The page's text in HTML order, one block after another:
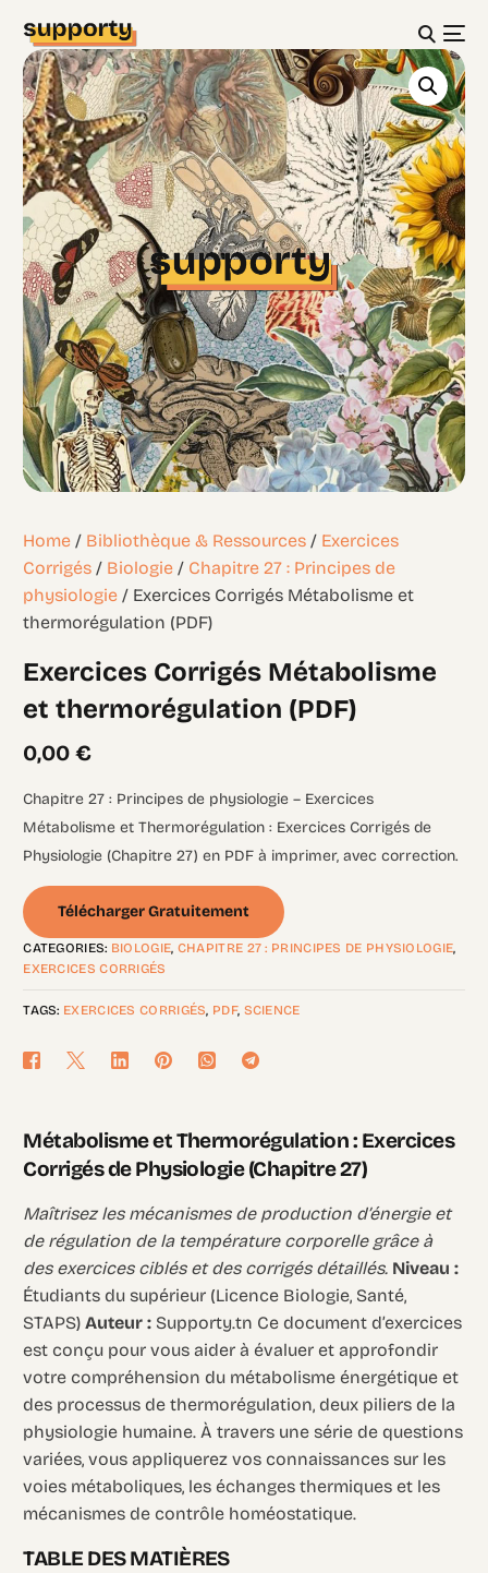
Home / Bibliothèque & Ressources / Exercices
Corrigés / Biologie / Chapitre 27 : Principes de
physiologie / Exercices Corrigés Métabolisme et
thermorégulation (PDF)
Exercices Corrigés Métabolisme
et thermorégulation (PDF)
0,00€
Chapitre 27 : Principes de physiologie – Exercices
Métabolisme et Thermorégulation : Exercices Corrigés de
Physiologie (Chapitre 27) en PDF à imprimer, avec correction.
Télécharger Gratuitement
CATEGORIES: BIOLOGIE, CHAPITRE 27 : PRINCIPES DE PHYSIOLOGIE,
EXERCICES CORRIGÉS
TAGS: EXERCICES CORRIGÉS, PDF, SCIENCE
Métabolisme et Thermorégulation : Exercices
Corrigés de Physiologie (Chapitre 27)
Maîtrisez les mécanismes de production d’énergie et
de régulation de la température corporelle grâce à
des exercices ciblés et des corrigés détaillés. Niveau :
Étudiants du supérieur (Licence Biologie, Santé,
STAPS)Auteur : Supporty.tn Ce document d’exercices
est conçu pour vous aider à évaluer et approfondir
votre compréhension du métabolisme énergétique et
des processus de thermorégulation, deux piliers de la
physiologie humaine. À travers une série de questions
variées, vous appliquerez vos connaissances sur les
voies métaboliques, les échanges thermiques et les
mécanismes de contrôle homéostatique.
TABLE DES MATIÈRES